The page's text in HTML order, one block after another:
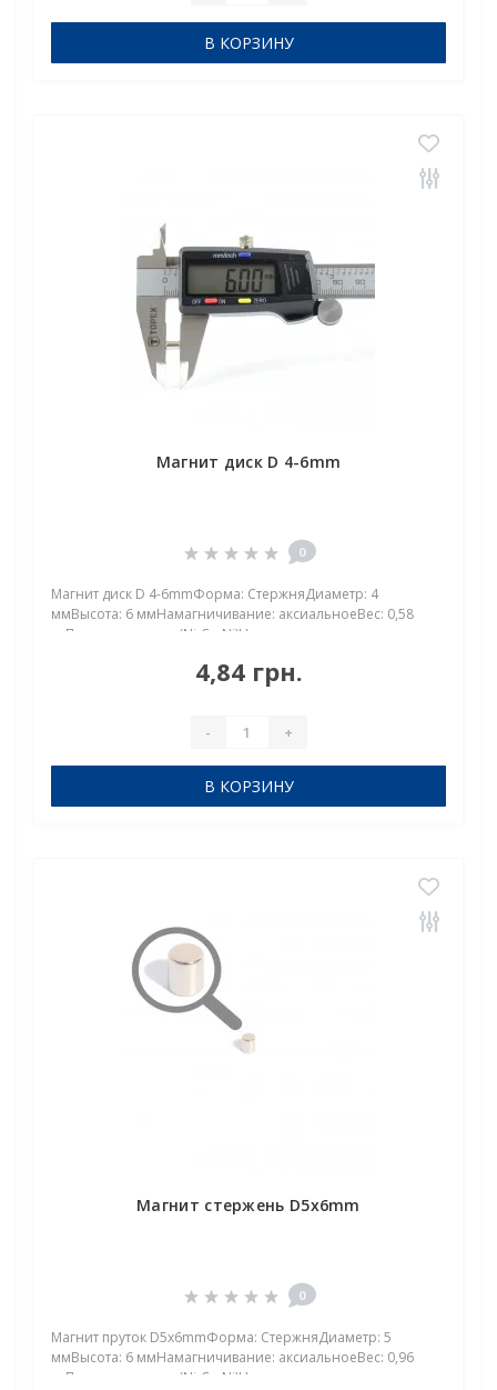
В КОРЗИНУ
Магнит диск D 4-6mm
0
Магнит диск D 4-6mmФорма: СтержняДиаметр: 4
ммВысота: 6 ммНамагничивание: аксиальноеВес: 0,58
грПокрыт. никель.: (Ni-Cu-Ni)Намагничивание:
использования: до 80°CНеодимовый магнит диск D 4×6 мм
4,84 грн.
- +
В КОРЗИНУ
Магнит стержень D5x6mm
0
Магнит пруток D5x6mmФорма: СтержняДиаметр: 5
ммВысота: 6 ммНамагничивание: аксиальноеВес: 0,96
грПокрыт. никель.: (Ni-Cu-Ni)Намагничивание: